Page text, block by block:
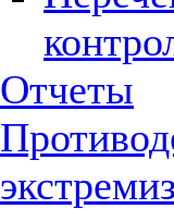
Отчеты